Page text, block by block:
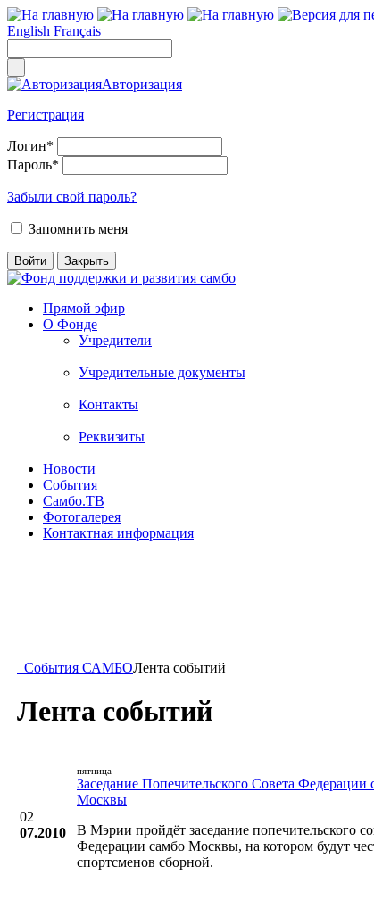
English Français
Авторизация
Регистрация
Логин*
Пароль*
Забыли свой пароль?
Запомнить меня
Прямой эфир
О Фонде
Учредители
Учредительные документы
Контакты
Реквизиты
Новости
События
Самбо.ТВ
Фотогалерея
Контактная информация
События САМБОЛента событий
Лента событий
02
07.2010
пятница
Заседание Попечительского Совета Федерации
Москвы
В Мэрии пройдёт заседание попечительского
Федерации самбо Москвы, на котором будут
спортсменов сборной.